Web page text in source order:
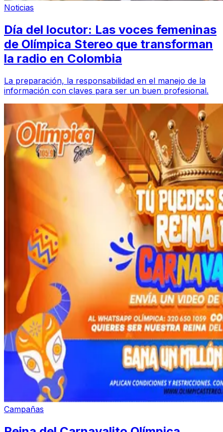
Noticias
Día del locutor: Las voces femeninas
de Olímpica Stereo que transforman
la radio en Colombia
La preparación, la responsabilidad en el manejo de la
información con claves para ser un buen profesional.
Campañas